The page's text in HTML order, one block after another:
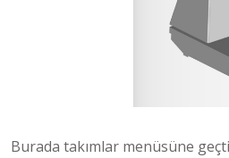
Burada takımlar menüsüne